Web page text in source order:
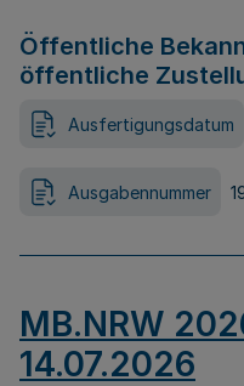
Öffentliche
öffentliche
Ausfertigungsdatum
Ausgabennummer
MB.NRW
14.07.2026